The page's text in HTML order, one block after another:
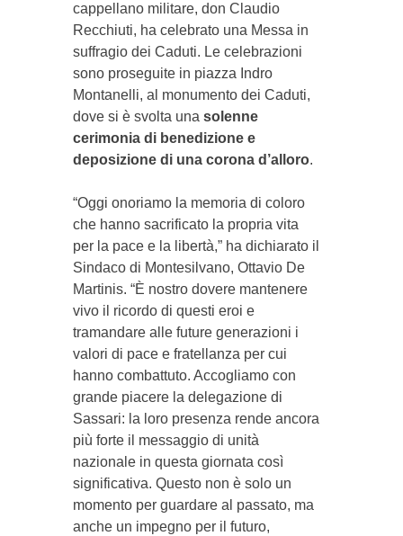
cappellano militare, don Claudio
Recchiuti, ha celebrato una Messa in
suffragio dei Caduti. Le celebrazioni
sono proseguite in piazza Indro
Montanelli, al monumento dei Caduti,
dove si è svolta una solenne
cerimonia di benedizione e
deposizione di una corona d’alloro.
“Oggi onoriamo la memoria di coloro
che hanno sacrificato la propria vita
per la pace e la libertà,” ha dichiarato il
Sindaco di Montesilvano, Ottavio De
Martinis. “È nostro dovere mantenere
vivo il ricordo di questi eroi e
tramandare alle future generazioni i
valori di pace e fratellanza per cui
hanno combattuto. Accogliamo con
grande piacere la delegazione di
Sassari: la loro presenza rende ancora
più forte il messaggio di unità
nazionale in questa giornata così
significativa. Questo non è solo un
momento per guardare al passato, ma
anche un impegno per il futuro,